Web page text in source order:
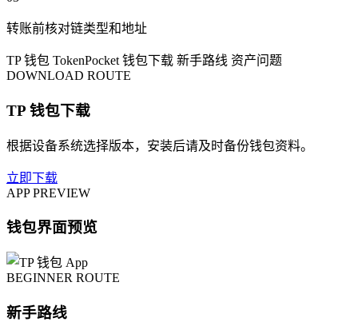
转账前核对链类型和地址
TP 钱包 TokenPocket 钱包下载 新手路线 资产问题
DOWNLOAD ROUTE
TP 钱包下载
根据设备系统选择版本，安装后请及时备份钱包资料。
立即下载
APP PREVIEW
钱包界面预览
BEGINNER ROUTE
新手路线